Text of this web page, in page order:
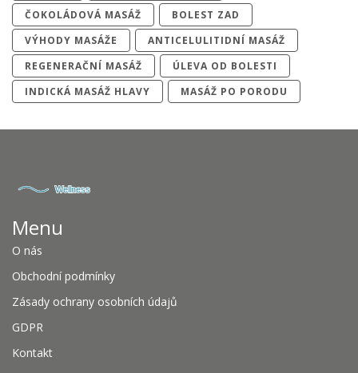
ČOKOLÁDOVÁ MASÁŽ
BOLEST ZAD
VÝHODY MASÁŽE
ANTICELULITIDNÍ MASÁŽ
REGENERAČNÍ MASÁŽ
ÚLEVA OD BOLESTI
INDICKÁ MASÁŽ HLAVY
MASÁŽ PO PORODU
Menu
O nás
Obchodní podmínky
Zásady ochrany osobních údajů
GDPR
Kontakt